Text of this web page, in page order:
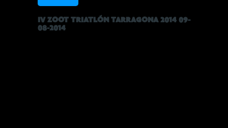
IV ZOOT TRIATLÓN TARRAGONA 2014 09-
08-2014